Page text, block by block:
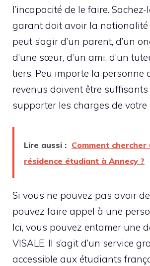
l’incapacité de le faire. Sachez-
garant doit avoir la nationalité
peut s’agir d’un parent, d’un
d’une sœur, d’un ami, d’un
tiers. Peu importe la personne
revenus doivent être
supporter les charges de votre
Lire aussi : Comment chercher
résidence étudiant à Annecy ?
Si vous ne pouvez pas avoir
pouvez faire appel à une
Ici, vous pouvez entamer une
VISALE. Il s’agit d’un service
accessible aux étudiants